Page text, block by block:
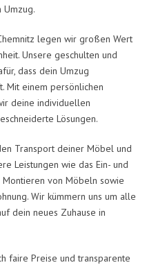
legen wir großen Wert
Unsere geschulten und
dass dein Umzug
Mit einem persönlichen
deine individuellen
Lösungen.
Transport deiner Möbel und
Leistungen wie das Ein- und
Montieren von Möbeln sowie
Wir kümmern uns um alle
dein neues Zuhause in
faire Preise und transparente